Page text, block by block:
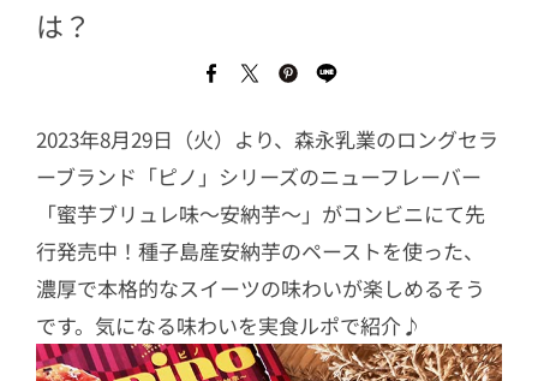
は？
2023年8月29日（火）より、森永乳業のロングセラ
ーブランド「ピノ」シリーズのニューフレーバー
「蜜芋ブリュレ味～安納芋～」がコンビニにて先
行発売中！種子島産安納芋のペーストを使った、
濃厚で本格的なスイーツの味わいが楽しめるそう
です。気になる味わいを実食ルポで紹介♪